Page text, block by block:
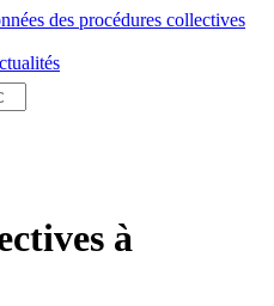
des procédures collectives
à